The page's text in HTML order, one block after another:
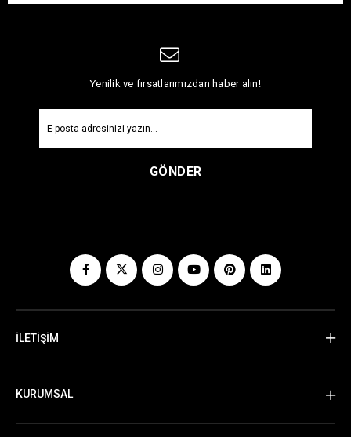
Yenilik ve fırsatlarımızdan haber alın!
GÖNDER
İLETİŞİM
KURUMSAL